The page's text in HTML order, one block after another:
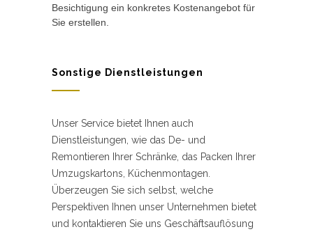
Besichtigung ein konkretes Kostenangebot für
Sie erstellen.
Sonstige Dienstleistungen
Unser Service bietet Ihnen auch
Dienstleistungen, wie das De- und
Remontieren Ihrer Schränke, das Packen Ihrer
Umzugskartons, Küchenmontagen.
Überzeugen Sie sich selbst, welche
Perspektiven Ihnen unser Unternehmen bietet
und kontaktieren Sie uns Geschäftsauflösung